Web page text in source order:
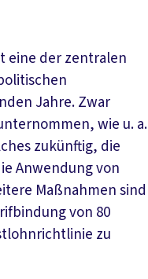
eine der zentralen
Jahre. Zwar
wie u. a.
zukünftig, die
Anwendung von
Maßnahmen sind
von 80
zu